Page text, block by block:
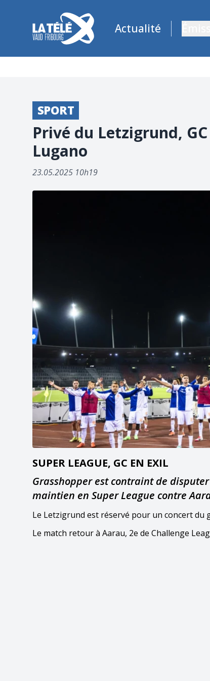
La Télé - Télévision régionale Vaud et Fribourg
Actualité
SPORT
Privé du Letzigrund,
Lugano
23.05.2025 10h19
SUPER LEAGUE, GC EN EXIL
Grasshopper est contraint de
maintien en Super League contre
Le Letzigrund est réservé pour un concert du
Le match retour à Aarau, 2e de Challenge